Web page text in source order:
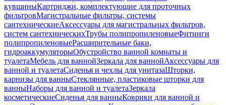
кувшиныКартриджи, комплектующие для проточных
фильтровМагистральные фильтры, системы
сантехническиеАксессуары для магистральных фильтров,
систем сантехническихТрубы полипропиленовыеФитинги
полипропиленовыеРасширительные баки,
гидроаккумуляторыОбустройство ванной комнаты и
туалетаМебель для ваннойЗеркала для ваннойАксессуары для
ванной и туалетаСиденья и чехлы для унитазаШторки,
карнизы для ванныСтеклянные, пластиковые шторки для
ванныНаборы для ванной и туалетаЗеркала
косметическиеСиденья для ванныКоврики для ванной и